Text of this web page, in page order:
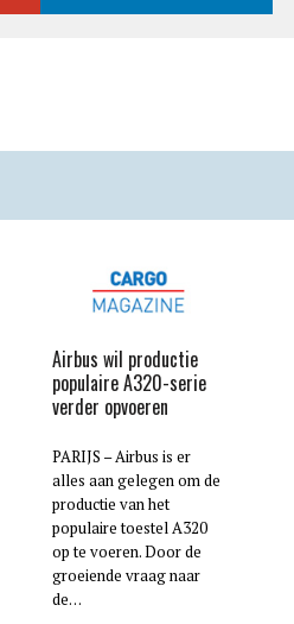
Airbus wil productie
populaire A320-serie
verder opvoeren
PARIJS – Airbus is er
alles aan gelegen om de
productie van het
populaire toestel A320
op te voeren. Door de
groeiende vraag naar
de…